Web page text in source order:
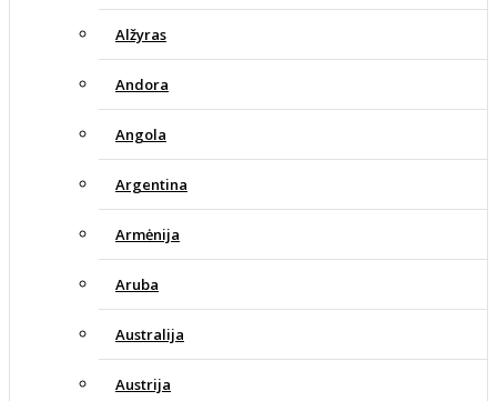
Alžyras
Andora
Angola
Argentina
Armėnija
Aruba
Australija
Austrija